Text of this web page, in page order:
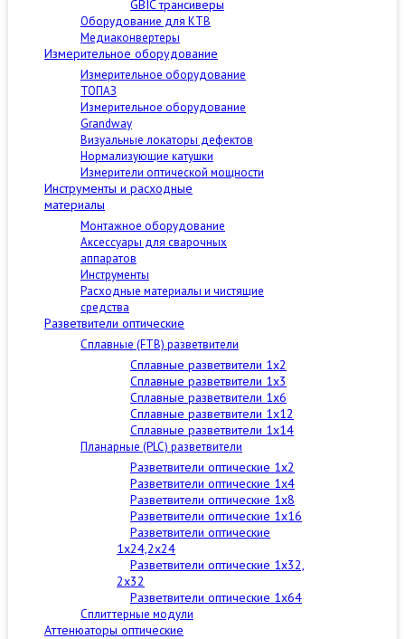
GBIC трансиверы
Оборудование для КТВ
Медиаконвертеры
Измерительное оборудование
Измерительное оборудование
ТОПАЗ
Измерительное оборудование
Grandway
Визуальные локаторы дефектов
Нормализующие катушки
Измерители оптической мощности
Инструменты и расходные
материалы
Монтажное оборудование
Аксессуары для сварочных
аппаратов
Инструменты
Расходные материалы и чистящие
средства
Разветвители оптические
Сплавные (FTB) разветвители
Сплавные разветвители 1x2
Сплавные разветвители 1x3
Сплавные разветвители 1x6
Сплавные разветвители 1x12
Сплавные разветвители 1x14
Планарные (PLC) разветвители
Разветвители оптические 1x2
Разветвители оптические 1x4
Разветвители оптические 1x8
Разветвители оптические 1x16
Разветвители оптические
1x24,2x24
Разветвители оптические 1x32,
2x32
Разветвители оптические 1x64
Сплиттерные модули
Аттенюаторы оптические